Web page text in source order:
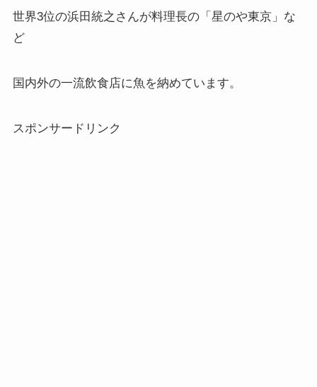
世界3位の浜田統之さんが料理長の「星のや東京」な
ど
国内外の一流飲食店に魚を納めています。
スポンサードリンク